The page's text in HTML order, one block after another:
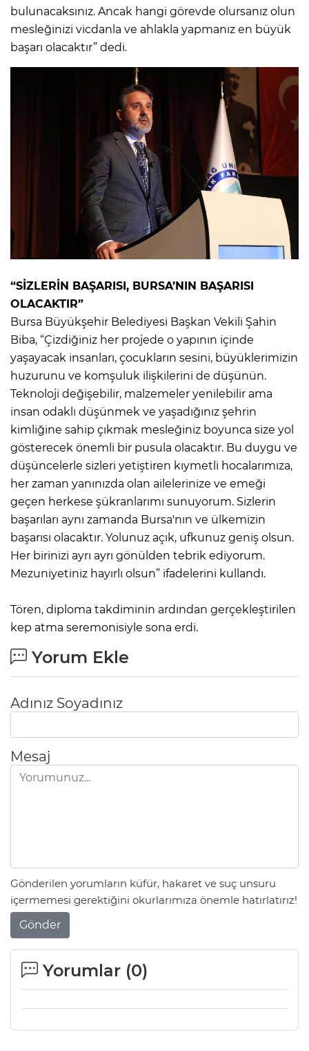
bulunacaksınız. Ancak hangi görevde olursanız olun
mesleğinizi vicdanla ve ahlakla yapmanız en büyük
başarı olacaktır” dedi.
“SİZLERİN BAŞARISI, BURSA’NIN BAŞARISI
OLACAKTIR”
Bursa Büyükşehir Belediyesi Başkan Vekili Şahin
Biba, “Çizdiğiniz her projede o yapının içinde
yaşayacak insanları, çocukların sesini, büyüklerimizin
huzurunu ve komşuluk ilişkilerini de düşünün.
Teknoloji değişebilir, malzemeler yenilebilir ama
insan odaklı düşünmek ve yaşadığınız şehrin
kimliğine sahip çıkmak mesleğiniz boyunca size yol
gösterecek önemli bir pusula olacaktır. Bu duygu ve
düşüncelerle sizleri yetiştiren kıymetli hocalarımıza,
her zaman yanınızda olan ailelerinize ve emeği
geçen herkese şükranlarımı sunuyorum. Sizlerin
başarıları aynı zamanda Bursa'nın ve ülkemizin
başarısı olacaktır. Yolunuz açık, ufkunuz geniş olsun.
Her birinizi ayrı ayrı gönülden tebrik ediyorum.
Mezuniyetiniz hayırlı olsun” ifadelerini kullandı.
Tören, diploma takdiminin ardından gerçekleştirilen
kep atma seremonisiyle sona erdi.
Yorum Ekle
Adınız Soyadınız
Mesaj
Gönderilen yorumların küfür, hakaret ve suç unsuru
içermemesi gerektiğini okurlarımıza önemle hatırlatırız!
Gönder
Yorumlar (0)